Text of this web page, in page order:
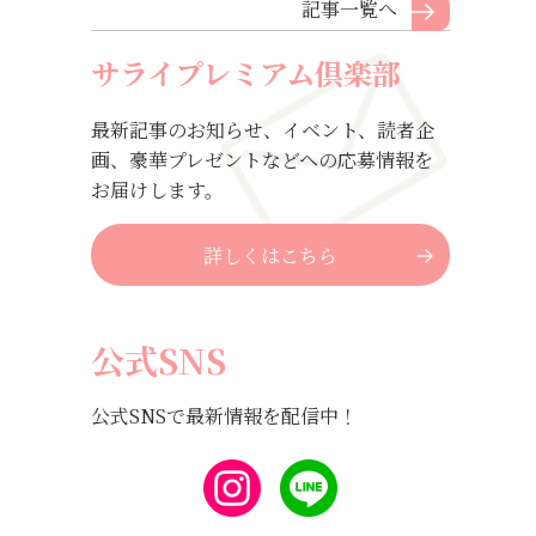
記事一覧へ
サライプレミアム倶楽部
最新記事のお知らせ、イベント、読者企
画、豪華プレゼントなどへの応募情報を
お届けします。
詳しくはこちら
公式SNS
公式SNSで最新情報を配信中！